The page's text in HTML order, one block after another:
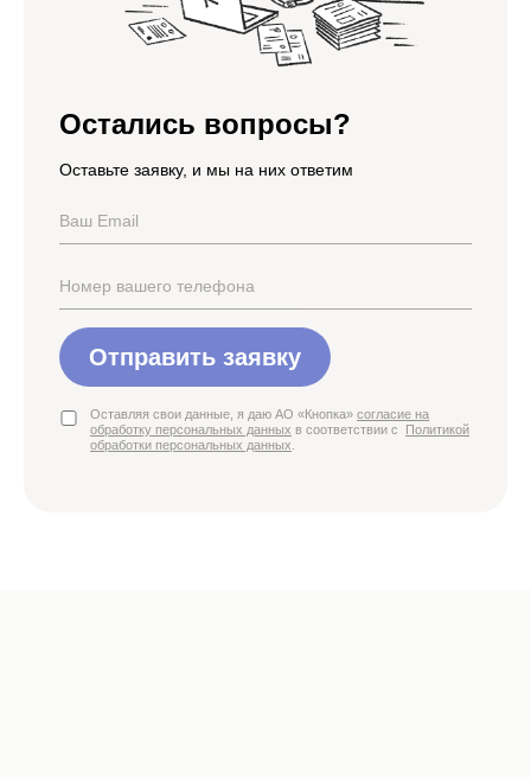
Остались вопросы?
Оставьте заявку, и мы на них ответим
Отправить заявку
Оставляя свои данные, я даю АО «Кнопка» согласие на
обработку персональных данных в соответствии с Политикой
обработки персональных данных